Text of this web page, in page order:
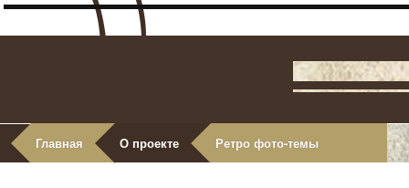
Главная О проекте Ретро фото-темы